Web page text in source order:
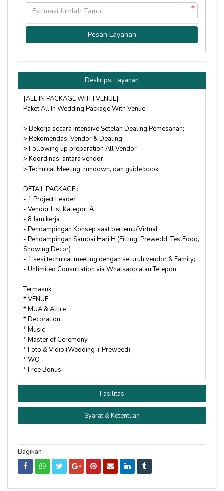
Pesan Layanan
Deskripsi Layanan
[ALL IN PACKAGE WITH VENUE]
Paket All In Wedding Package With Venue
> Bekerja secara intensive Setelah Dealing Pemesanan;
> Rekomendasi Vendor & Dealing
> Following up preparation All Vendor
> Koordinasi antara vendor
> Technical Meeting, rundown, dan guide book;
DETAIL PACKAGE :
- 1 Project Leader
- Vendor List Kategori A
- 8 Jam kerja
- Pendampingan Konsep saat bertemu/Virtual
- Pendampingan Sampai Hari H (Fitting, Prewedd, TestFood,
Showing Decor)
- 1 sesi technical meeting dengan seluruh vendor & Family;
- Unlimited Consultation via Whatsapp atau Telepon
Termasuk
* VENUE
* MUA & Attire
* Decoration
* Music
* Master of Ceremony
* Foto & Vidio (Wedding + Preweed)
* WO
* Free Bonus
Fasilitas
Syarat & Ketentuan
Bagikan :